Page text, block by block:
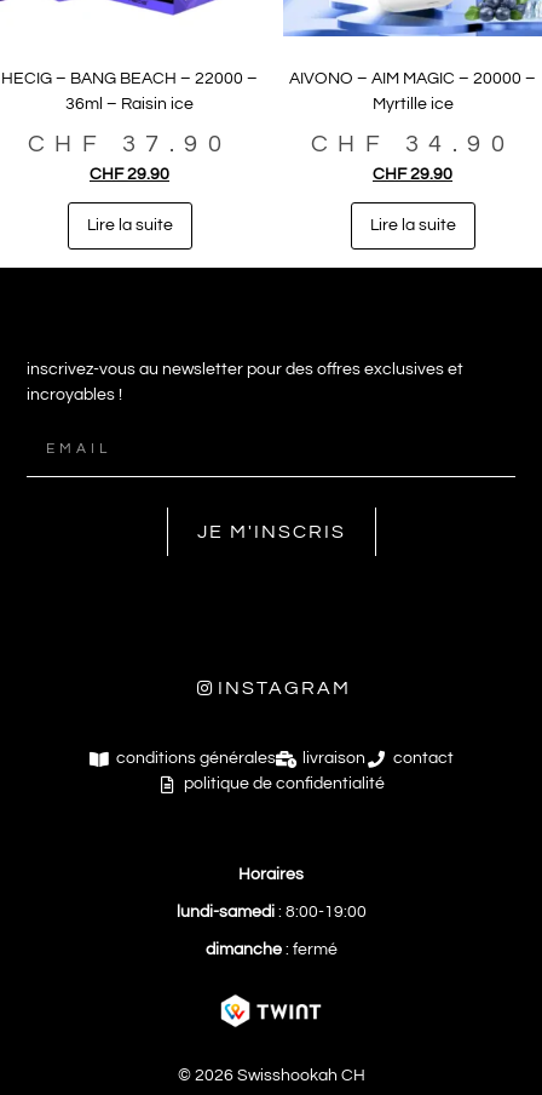
HECIG – BANG BEACH – 22000 –
36ml – Raisin ice
CHF 37.90
CHF29.90
Lire la suite
AIVONO – AIM MAGIC – 20000 –
Myrtille ice
CHF 34.90
CHF29.90
Lire la suite
inscrivez-vous au newsletter pour des offres exclusives et
incroyables !
JE M'INSCRIS
INSTAGRAM
conditions générales livraison
contact
politique de confidentialité
Horaires
lundi-samedi: 8:00-19:00
dimanche: fermé
© 2026 Swisshookah CH